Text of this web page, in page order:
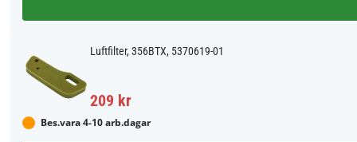
Luftfilter, 356BTX, 5370619-01
209 kr
Bes.vara 4-10 arb.dagar